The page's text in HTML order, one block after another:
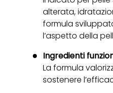
alterata,
formula
l’aspetto della
Ingredienti
La formula
sostenere